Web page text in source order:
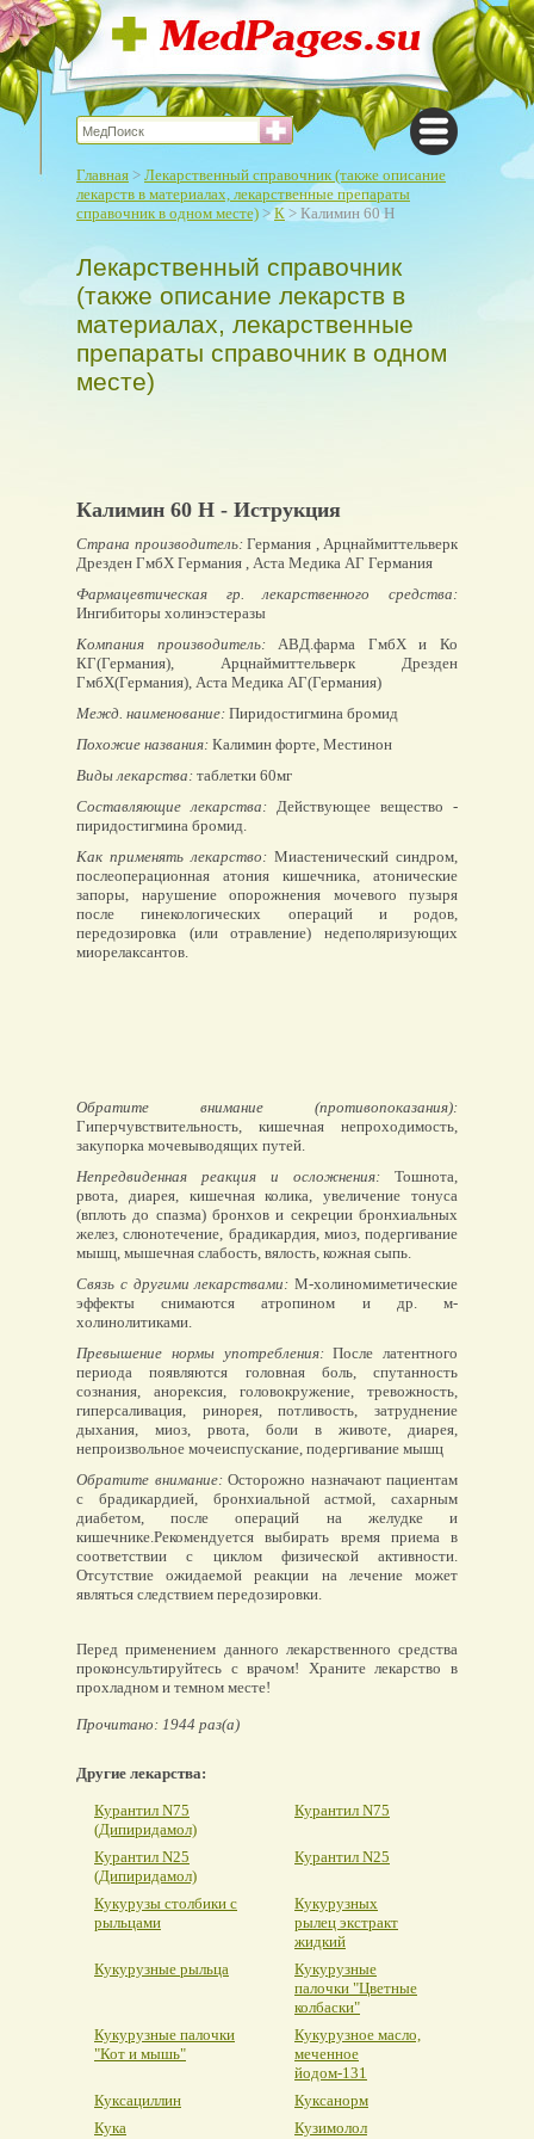
Главная > Лекарственный справочник (также описание
лекарств в материалах, лекарственные препараты
справочник в одном месте) >К > Калимин 60 Н
Лекарственный справочник
(также описание лекарств в
материалах, лекарственные
препараты справочник в одном
месте)
Калимин 60 Н - Иструкция
Страна производитель:Германия , Арцнаймиттельверк
Дрезден ГмбХ Германия , Аста Медика АГ Германия
Фармацевтическая гр. лекарственного средства:
Ингибиторы холинэстеразы
Компания производитель:АВД.фарма ГмбХ и Ко
КГ(Германия), Арцнаймиттельверк Дрезден
ГмбХ(Германия), Аста Медика АГ(Германия)
Межд. наименование: Пиридостигмина бромид
Похожие названия: Калимин форте, Местинон
Виды лекарства: таблетки 60мг
Составляющие лекарства: Действующее вещество -
пиридостигмина бромид.
Как применять лекарство: Миастенический синдром,
послеоперационная атония кишечника, атонические
запоры, нарушение опорожнения мочевого пузыря
после гинекологических операций и родов,
передозировка (или отравление) недеполяризующих
миорелаксантов.
Обратите внимание (противопоказания):
Гиперчувствительность, кишечная непроходимость,
закупорка мочевыводящих путей.
Непредвиденная реакция и осложнения: Тошнота,
рвота, диарея, кишечная колика, увеличение тонуса
(вплоть до спазма) бронхов и секреции бронхиальных
желез, слюнотечение, брадикардия, миоз, подергивание
мышц, мышечная слабость, вялость, кожная сыпь.
Связь с другими лекарствами: М-холиномиметические
эффекты снимаются атропином и др. м-
холинолитиками.
Превышение нормы употребления:После латентного
периода появляются головная боль, спутанность
сознания, анорексия, головокружение, тревожность,
гиперсаливация, ринорея, потливость, затруднение
дыхания, миоз, рвота, боли в животе, диарея,
непроизвольное мочеиспускание, подергивание мышц
Обратите внимание:Осторожно назначают пациентам
с брадикардией, бронхиальной астмой, сахарным
диабетом, после операций на желудке и
кишечнике.Рекомендуется выбирать время приема в
соответствии с циклом физической активности.
Отсутствие ожидаемой реакции на лечение может
являться следствием передозировки.
Перед применением данного лекарственного средства
проконсультируйтесь с врачом! Храните лекарство в
прохладном и темном месте!
Прочитано: 1944 раз(а)
Другие лекарства:
Курантил N75
(Дипиридамол)
Курантил N75
Курантил N25
(Дипиридамол)
Курантил N25
Кукурузы столбики с
рыльцами
Кукурузных
рылец экстракт
жидкий
Кукурузные рыльца
Кукурузные
палочки "Цветные
колбаски"
Кукурузные палочки
"Кот и мышь"
Кукурузное масло,
меченное
йодом-131
Куксациллин
Куксанорм
Кука
Кузимолол